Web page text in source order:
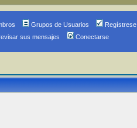
Grupos de Usuarios
Regístrese
sus mensajes Conectarse